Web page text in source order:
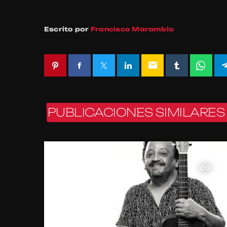
Escrito por Francisco Marambio
email
PUBLICACIONES SIMILARES
insert_link